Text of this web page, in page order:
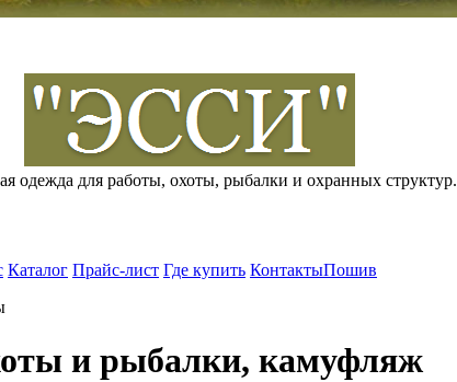
одежда для работы, охоты, рыбалки и охранных структур.
Каталог Прайс-лист Где купить КонтактыПошив
и рыбалки, камуфляж